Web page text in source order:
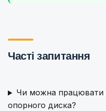
Часті запитання
Чи можна працювати
опорного диска?